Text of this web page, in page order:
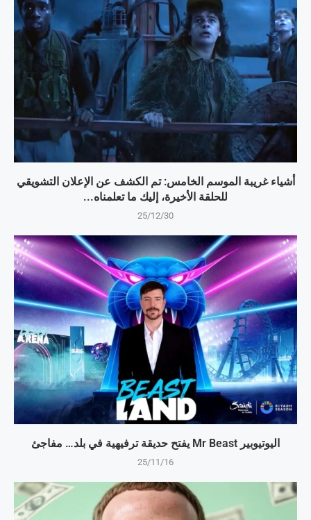
أشياء غريبة الموسم الخامس: تم الكشف عن الإعلان التشويقي
للحلقة الأخيرة، إليك ما تعلمناه...
25/12/30
اليوتيوبير Mr Beast يفتح حديقة ترفيهية في بلد… مفاجئ
25/11/16